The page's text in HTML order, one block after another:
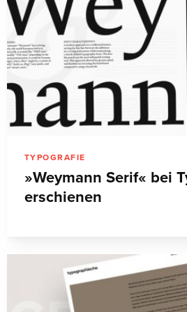
TYPOGRAFIE
»Weymann Serif« bei
erschienen